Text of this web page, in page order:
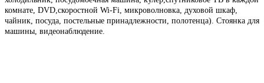
комнате, DVD,скоростной Wi-Fi, микроволновка, духовой шкаф,
чайник, посуда, постельные принадлежности, полотенца). Стоянка для
машины, видеонаблюдение.